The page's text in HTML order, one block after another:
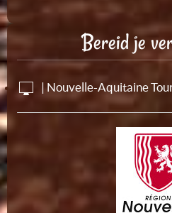
Bereid je
| Nouvelle-Aquitaine